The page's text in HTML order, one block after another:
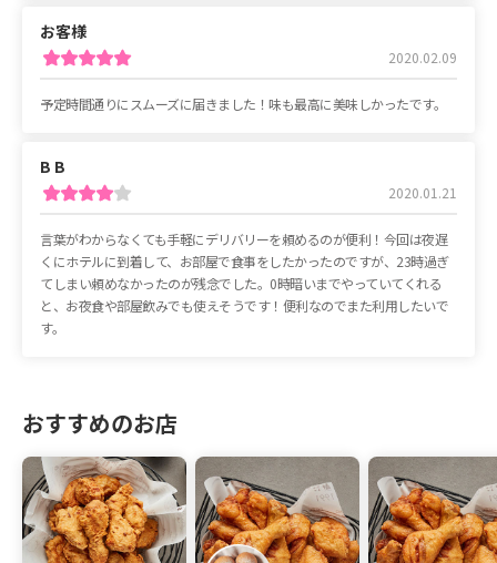
お客様
2020.02.09
予定時間通りに スムーズに届きました！ 味も最高に美味しかったです。
B B
2020.01.21
言葉がわからなくても手軽にデリバリーを頼めるのが便利！ 今回は夜遅
くにホテルに到着して、 お部屋で食事をしたかったのですが、 23時過ぎ
てしまい頼めなかったのが残念でした。 0時暗いまでやっていてくれる
と、お夜食や部屋飲みでも使えそうです！ 便利なのでまた利用したいで
す。
おすすめのお店